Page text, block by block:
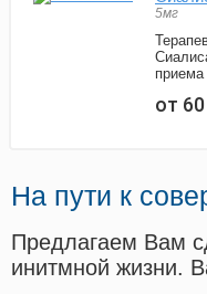
5мг
приема
от
На пути к
Предлагаем Вам
инитмной жизни.